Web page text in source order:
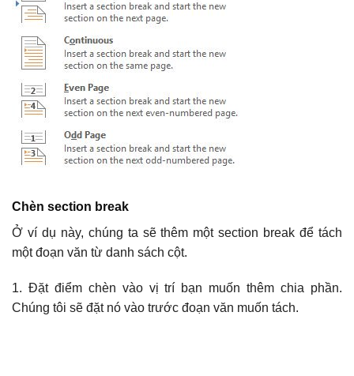
Chèn section break
Ở ví dụ này, chúng ta sẽ thêm một section break để tách
một đoạn văn từ danh sách cột.
1. Đặt điểm chèn vào vị trí bạn muốn thêm chia phần.
Chúng tôi sẽ đặt nó vào trước đoạn văn muốn tách.